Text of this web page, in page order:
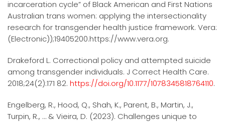
incarceration cycle” of Black American and First Nations
Australian trans women: applying the intersectionality
research for transgender health justice framework. Vera:
(Electronic));19405200.https://www.vera.org.
Drakeford L. Correctional policy and attempted suicide
among transgender individuals. J Correct Health Care.
2018;24(2):171 82. https://doi.org/10.1177/1078345818764110.
Engelberg, R., Hood, Q., Shah, K., Parent, B., Martin, J.,
Turpin, R., … & Vieira, D. (2023). Challenges unique to